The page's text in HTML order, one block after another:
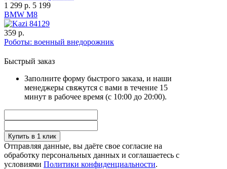
1 299 р. 5 199
BMW M8
359 р.
Роботы: военный внедорожник
Быстрый заказ
Заполните форму быстрого заказа, и наши
менеджеры свяжутся с вами в течение 15
минут в рабочее время (с 10:00 до 20:00).
Купить в 1 клик
Отправляя данные, вы даёте свое согласие на
обработку персональных данных и соглашаетесь с
условиями Политики конфиденциальности.